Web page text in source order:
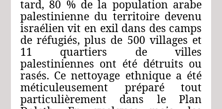
tard, 80 % de la population arabe
palestinienne du territoire devenu
israélien vit en exil dans des camps
de réfugiés, plus de 500 villages et
11 quartiers de villes
palestiniennes ont été détruits ou
rasés. Ce nettoyage ethnique a été
méticuleusement préparé tout
particulièrement dans le Plan